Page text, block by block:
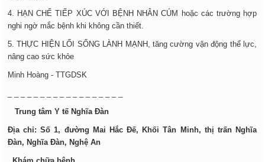
4. HẠN CHẾ TIẾP XÚC VỚI BỆNH NHÂN CÚM hoặc các trường hợp
nghi ngờ mắc bệnh khi không cần thiết.
5. THỰC HIỆN LỐI SỐNG LÀNH MẠNH, tăng cường vận động thể lực,
nâng cao sức khỏe
Minh Hoàng - TTGDSK
Trung tâm Y tế Nghĩa Đàn
Địa chỉ: Số 1, đường Mai Hắc Đế, Khối Tân Minh, thị trấn Nghĩa
Đàn, Nghĩa Đàn, Nghệ An